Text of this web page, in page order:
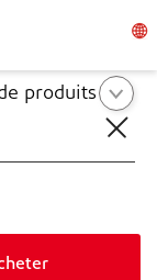
produits